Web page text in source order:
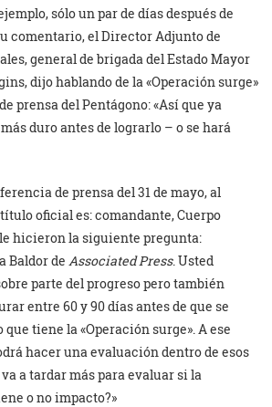
sólo un par de días después de
comentario, el Director Adjunto de
general de brigada del Estado Mayor
dijo hablando de la «Operación surge»
prensa del Pentágono: «Así que ya
duro antes de lograrlo – o se hará
de prensa del 31 de mayo, al
oficial es: comandante, Cuerpo
hicieron la siguiente pregunta:
Baldor de Associated Press. Usted
parte del progreso pero también
entre 60 y 90 días antes de que se
tiene la «Operación surge». A ese
hacer una evaluación dentro de esos
a tardar más para evaluar si la
o no impacto?»